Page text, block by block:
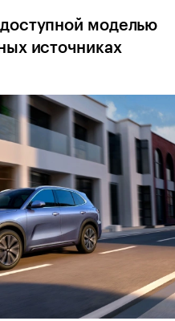
моделью
источниках